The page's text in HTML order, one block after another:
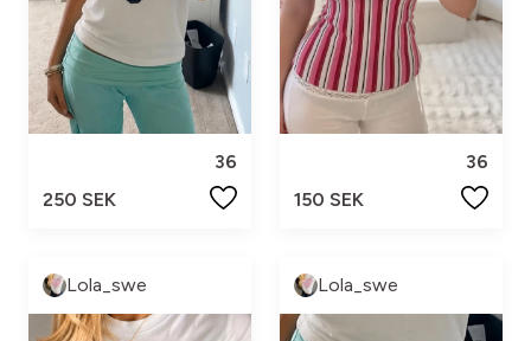
36
250 SEK
36
150 SEK
Lola_swe Lola_swe